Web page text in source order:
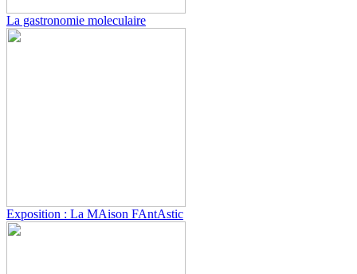
La gastronomie moleculaire
Exposition : La MAison FAntAstic